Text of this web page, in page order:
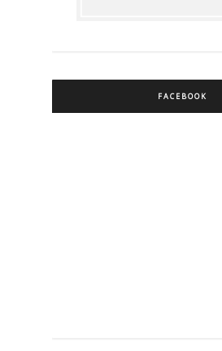
FACEBOOK